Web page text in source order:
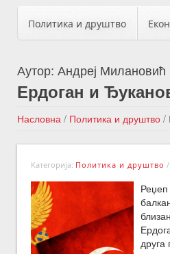
Политика и друштво
Аутор: Андреј Милановић
Ердоган и
Насловна / Политика и друштво /
Категорија: Политика и друштво /
друга